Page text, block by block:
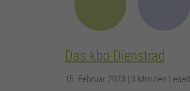
Das kbo-Dienstrad
15. Februar 2023 | 3 Minuten